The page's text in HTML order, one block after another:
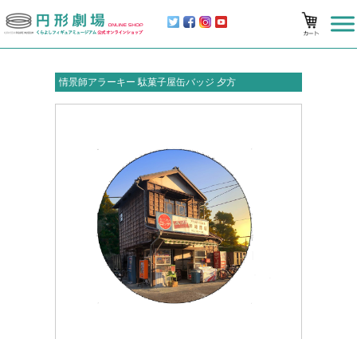
情景師アラーキー 駄菓子屋缶バッジ 夕方